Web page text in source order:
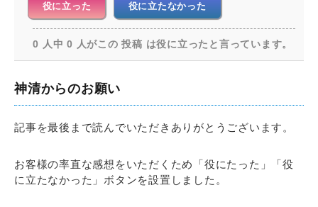
役に立った 役に立たなかった
0 人中 0 人がこの 投稿 は役に立ったと言っています。
神清からのお願い
記事を最後まで読んでいただきありがとうございます。
お客様の率直な感想をいただくため「役にたった」「役
に立たなかった」ボタンを設置しました。